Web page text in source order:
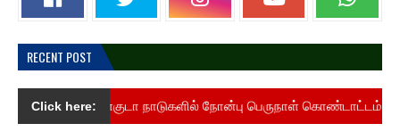
RECENT POST
Click here:
வளைகுடா நாடுகளில் நோன்பு பெருநாள் கொண்டாட்டம் !